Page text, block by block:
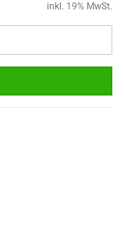
inkl. 19% MwSt.